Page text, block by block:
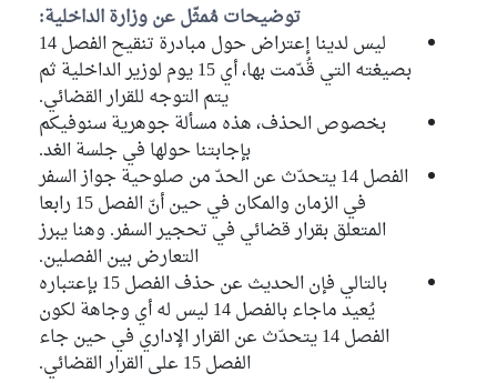
توضيحات مُمثّل عن وزارة الداخلية:
ليس لدينا إعتراض حول مبادرة تنقيح الفصل 14
بصيغته التي قُدّمت بها، أي 15 يوم لوزير الداخلية ثم
يتم التوجه للقرار القضائي.
بخصوص الحذف، هذه مسألة جوهرية سنوفيكم
بإجابتنا حولها في جلسة الغد.
الفصل 14 يتحدّث عن الحدّ من صلوحية جواز السفر
في الزمان والمكان في حين أنّ الفصل 15 رابعا
المتعلق بقرار قضائي في تحجير السفر. وهنا يبرز
التعارض بين الفصلين.
بالتالي فإن الحديث عن حذف الفصل 15 بإعتباره
يُعيد ماجاء بالفصل 14 ليس له أي وجاهة لكون
الفصل 14 يتحدّث عن القرار الإداري في حين جاء
الفصل 15 على القرار القضائي.